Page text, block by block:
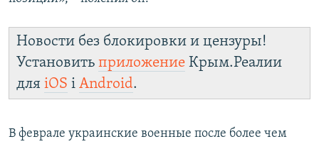
Новости без блокировки и цензуры!
Установить приложение Крым.Реалии
для iOS і Android.
В феврале украинские военные после более чем